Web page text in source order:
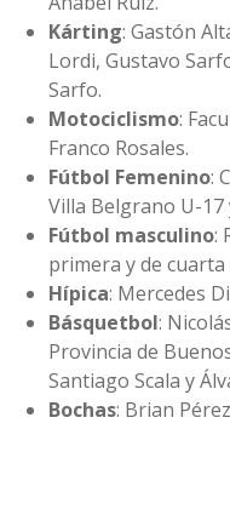
Kárting: Gastón
Lordi, Gustavo
Sarfo.
Motociclismo:
Franco Rosales.
Fútbol Femenino:
Villa Belgrano U-17
Fútbol masculino:
primera y de cuarta
Hípica: Mercedes
Básquetbol:
Provincia de
Santiago Scala y
Bochas: Brian